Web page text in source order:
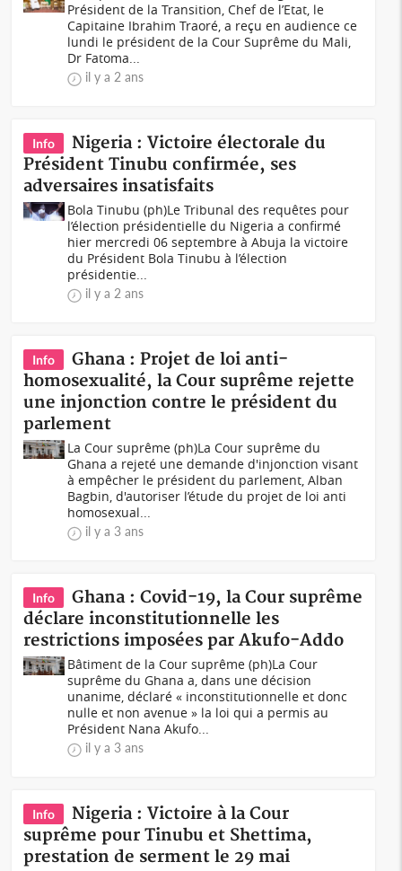
Président de la Transition, Chef de l’Etat, le
Capitaine Ibrahim Traoré, a reçu en audience ce
lundi le président de la Cour Suprême du Mali,
Dr Fatoma...
il y a 2 ans
Info
Nigeria : Victoire électorale du
Président Tinubu confirmée, ses
adversaires insatisfaits
Bola Tinubu (ph)Le Tribunal des requêtes pour
l’élection présidentielle du Nigeria a confirmé
hier mercredi 06 septembre à Abuja la victoire
du Président Bola Tinubu à l’élection
présidentie...
il y a 2 ans
Info
Ghana : Projet de loi anti-
homosexualité, la Cour suprême rejette
une injonction contre le président du
parlement
La Cour suprême (ph)La Cour suprême du
Ghana a rejeté une demande d'injonction visant
à empêcher le président du parlement, Alban
Bagbin, d'autoriser l’étude du projet de loi anti
homosexual...
il y a 3 ans
Info
Ghana : Covid-19, la Cour suprême
déclare inconstitutionnelle les
restrictions imposées par Akufo-Addo
Bâtiment de la Cour suprême (ph)La Cour
suprême du Ghana a, dans une décision
unanime, déclaré « inconstitutionnelle et donc
nulle et non avenue » la loi qui a permis au
Président Nana Akufo...
il y a 3 ans
Info
Nigeria : Victoire à la Cour
suprême pour Tinubu et Shettima,
prestation de serment le 29 mai